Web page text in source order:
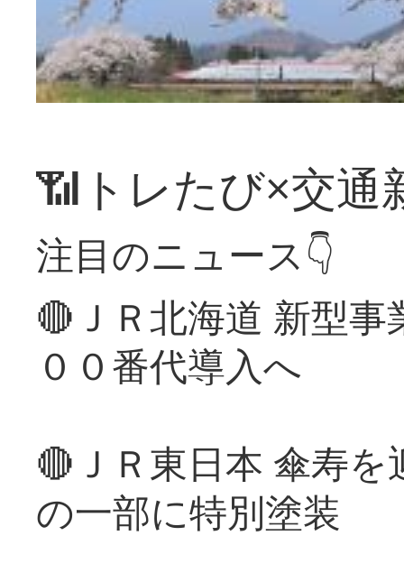
📶トレたび×交通
注目のニュース👇
🔴ＪＲ北海道 新型
００番代導入へ
🔴ＪＲ東日本 傘寿
の一部に特別塗装